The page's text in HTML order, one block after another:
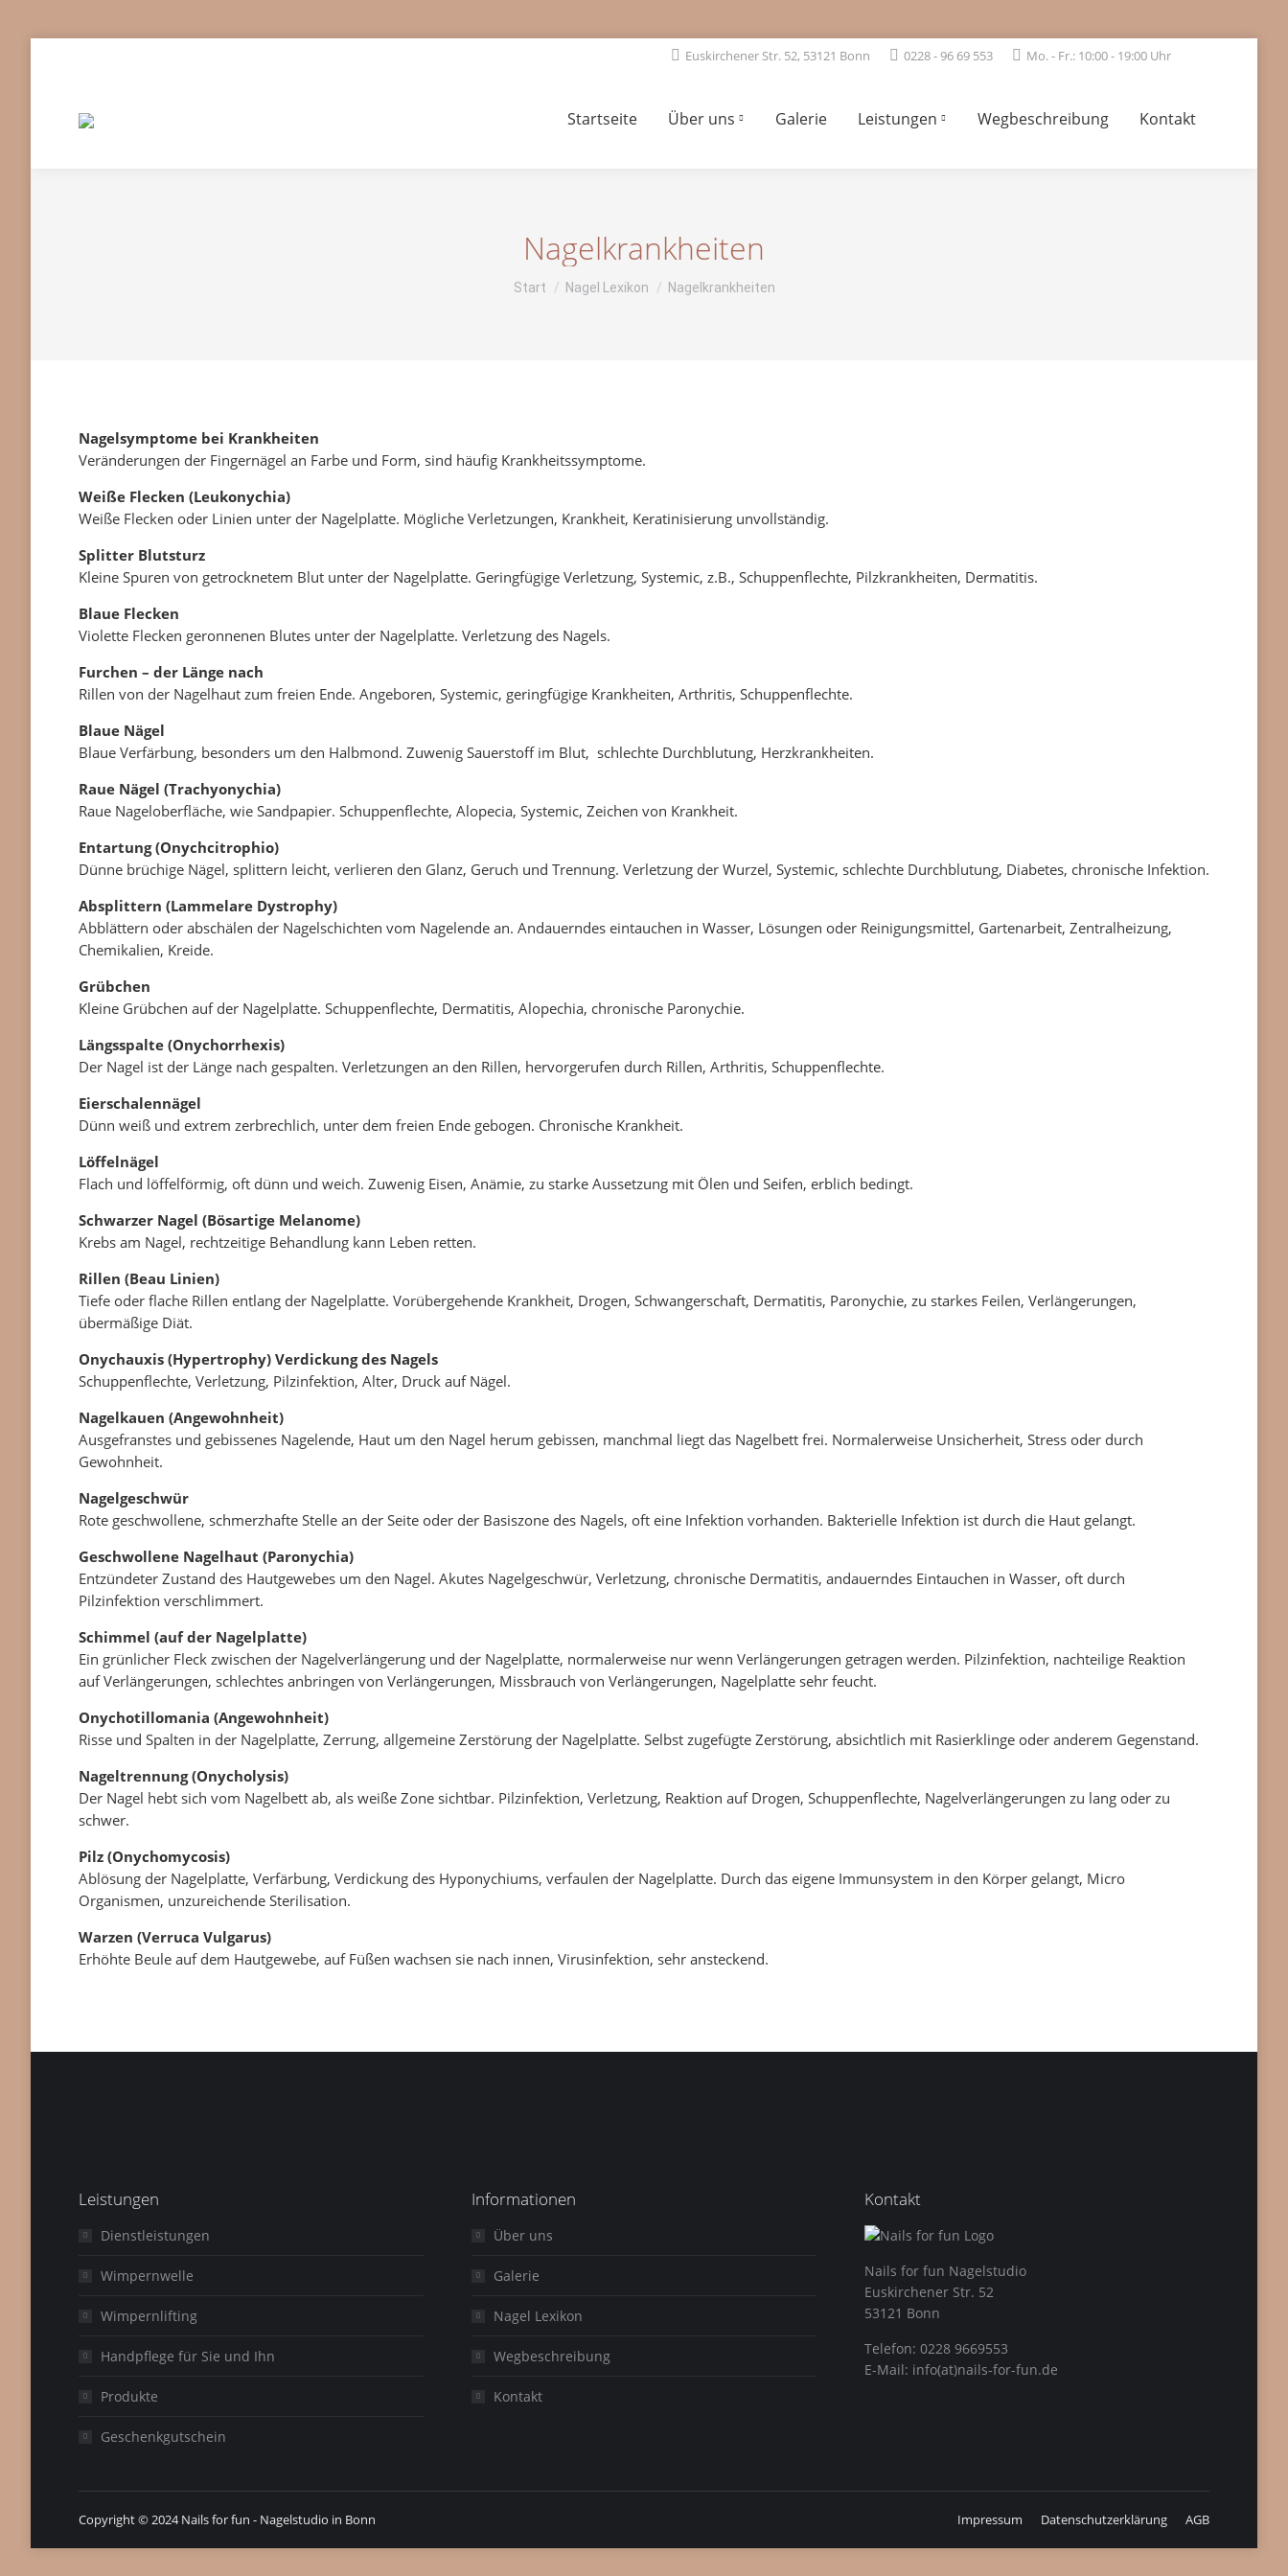
Euskirchener Str. 52, 53121 Bonn 0228 - 96 69 553 Mo. - Fr.: 10:00 - 19:00 Uhr
Startseite Über uns Galerie Leistungen Wegbeschreibung Kontakt
Nagelkrankheiten
Sie befinden sich hier:
Start Nagel Lexikon Nagelkrankheiten
Nagelsymptome bei Krankheiten
Veränderungen der Fingernägel an Farbe und Form, sind häufig Krankheitssymptome.
Weiße Flecken (Leukonychia)
Weiße Flecken oder Linien unter der Nagelplatte. Mögliche Verletzungen, Krankheit, Keratinisierung unvollständig.
Splitter Blutsturz
Kleine Spuren von getrocknetem Blut unter der Nagelplatte. Geringfügige Verletzung, Systemic, z.B., Schuppenflechte, Pilzkrankheiten, Dermatitis.
Blaue Flecken
Violette Flecken geronnenen Blutes unter der Nagelplatte. Verletzung des Nagels.
Furchen – der Länge nach
Rillen von der Nagelhaut zum freien Ende. Angeboren, Systemic, geringfügige Krankheiten, Arthritis, Schuppenflechte.
Blaue Nägel
Blaue Verfärbung, besonders um den Halbmond. Zuwenig Sauerstoff im Blut, schlechte Durchblutung, Herzkrankheiten.
Raue Nägel (Trachyonychia)
Raue Nageloberfläche, wie Sandpapier. Schuppenflechte, Alopecia, Systemic, Zeichen von Krankheit.
Entartung (Onychcitrophio)
Dünne brüchige Nägel, splittern leicht, verlieren den Glanz, Geruch und Trennung. Verletzung der Wurzel, Systemic, schlechte Durchblutung, Diabetes, chronische Infektion.
Absplittern (Lammelare Dystrophy)
Abblättern oder abschälen der Nagelschichten vom Nagelende an. Andauerndes eintauchen in Wasser, Lösungen oder Reinigungsmittel, Gartenarbeit, Zentralheizung,
Chemikalien, Kreide.
Grübchen
Kleine Grübchen auf der Nagelplatte. Schuppenflechte, Dermatitis, Alopechia, chronische Paronychie.
Längsspalte (Onychorrhexis)
Der Nagel ist der Länge nach gespalten. Verletzungen an den Rillen, hervorgerufen durch Rillen, Arthritis, Schuppenflechte.
Eierschalennägel
Dünn weiß und extrem zerbrechlich, unter dem freien Ende gebogen. Chronische Krankheit.
Löffelnägel
Flach und löffelförmig, oft dünn und weich. Zuwenig Eisen, Anämie, zu starke Aussetzung mit Ölen und Seifen, erblich bedingt.
Schwarzer Nagel (Bösartige Melanome)
Krebs am Nagel, rechtzeitige Behandlung kann Leben retten.
Rillen (Beau Linien)
Tiefe oder flache Rillen entlang der Nagelplatte. Vorübergehende Krankheit, Drogen, Schwangerschaft, Dermatitis, Paronychie, zu starkes Feilen, Verlängerungen,
übermäßige Diät.
Onychauxis (Hypertrophy) Verdickung des Nagels
Schuppenflechte, Verletzung, Pilzinfektion, Alter, Druck auf Nägel.
Nagelkauen (Angewohnheit)
Ausgefranstes und gebissenes Nagelende, Haut um den Nagel herum gebissen, manchmal liegt das Nagelbett frei. Normalerweise Unsicherheit, Stress oder durch
Gewohnheit.
Nagelgeschwür
Rote geschwollene, schmerzhafte Stelle an der Seite oder der Basiszone des Nagels, oft eine Infektion vorhanden. Bakterielle Infektion ist durch die Haut gelangt.
Geschwollene Nagelhaut (Paronychia)
Entzündeter Zustand des Hautgewebes um den Nagel. Akutes Nagelgeschwür, Verletzung, chronische Dermatitis, andauerndes Eintauchen in Wasser, oft durch
Pilzinfektion verschlimmert.
Schimmel (auf der Nagelplatte)
Ein grünlicher Fleck zwischen der Nagelverlängerung und der Nagelplatte, normalerweise nur wenn Verlängerungen getragen werden. Pilzinfektion, nachteilige Reaktion
auf Verlängerungen, schlechtes anbringen von Verlängerungen, Missbrauch von Verlängerungen, Nagelplatte sehr feucht.
Onychotillomania (Angewohnheit)
Risse und Spalten in der Nagelplatte, Zerrung, allgemeine Zerstörung der Nagelplatte. Selbst zugefügte Zerstörung, absichtlich mit Rasierklinge oder anderem Gegenstand.
Nageltrennung (Onycholysis)
Der Nagel hebt sich vom Nagelbett ab, als weiße Zone sichtbar. Pilzinfektion, Verletzung, Reaktion auf Drogen, Schuppenflechte, Nagelverlängerungen zu lang oder zu
schwer.
Pilz (Onychomycosis)
Ablösung der Nagelplatte, Verfärbung, Verdickung des Hyponychiums, verfaulen der Nagelplatte. Durch das eigene Immunsystem in den Körper gelangt, Micro
Organismen, unzureichende Sterilisation.
Warzen (Verruca Vulgarus)
Erhöhte Beule auf dem Hautgewebe, auf Füßen wachsen sie nach innen, Virusinfektion, sehr ansteckend.
Leistungen
Dienstleistungen
Wimpernwelle
Wimpernlifting
Handpflege für Sie und Ihn
Produkte
Geschenkgutschein
Informationen
Über uns
Galerie
Nagel Lexikon
Wegbeschreibung
Kontakt
Kontakt
Nails for fun Nagelstudio
Euskirchener Str. 52
53121 Bonn
Telefon: 0228 9669553
E-Mail: info(at)nails-for-fun.de
Copyright © 2024 Nails for fun - Nagelstudio in Bonn Impressum Datenschutzerklärung AGB